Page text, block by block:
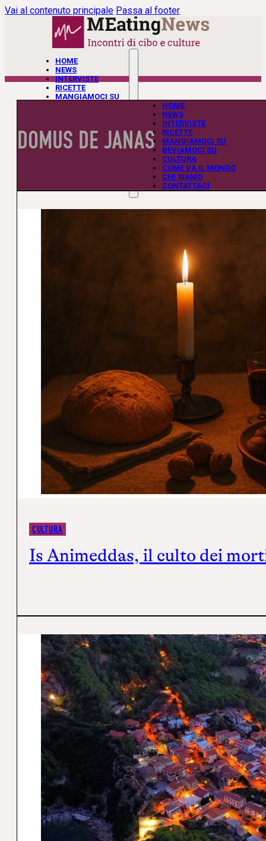
Vai al contenuto principale Passa al footer
HOME
NEWS
INTERVISTE
RICETTE
MANGIAMOCI SU
CHI SIAMO
CONTATTACI
HOME
NEWS
INTERVISTE
RICETTE
MANGIAMOCI SU
BEVIAMOCI SU
CULTURA
COME VA IL MONDO
CHI SIAMO
CONTATTACI
DOMUS DE JANAS
CULTURA
Is Animeddas, il culto dei